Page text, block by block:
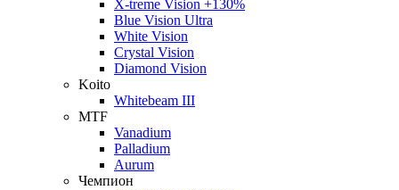
X-treme Vision +130%
Blue Vision Ultra
White Vision
Crystal Vision
Diamond Vision
Koito
Whitebeam III
MTF
Vanadium
Palladium
Aurum
Чемпион